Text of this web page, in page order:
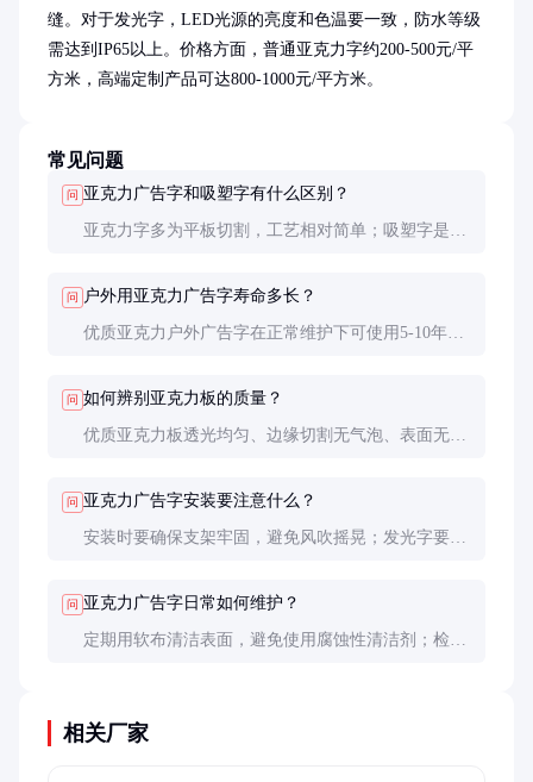
缝。对于发光字，LED光源的亮度和色温要一致，防水等级
需达到IP65以上。价格方面，普通亚克力字约200-500元/平
方米，高端定制产品可达800-1000元/平方米。
常见问题
问 亚克力广告字和吸塑字有什么区别？
亚克力字多为平板切割，工艺相对简单；吸塑字是通
问 户外用亚克力广告字寿命多长？
优质亚克力户外广告字在正常维护下可使用5-10年。
问 如何辨别亚克力板的质量？
优质亚克力板透光均匀、边缘切割无气泡、表面无划
问 亚克力广告字安装要注意什么？
安装时要确保支架牢固，避免风吹摇晃；发光字要检
问 亚克力广告字日常如何维护？
定期用软布清洁表面，避免使用腐蚀性清洁剂；检查
相关厂家